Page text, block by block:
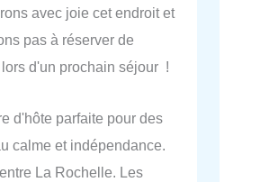
avec joie cet endroit et
pas à réserver de
d'un prochain séjour !
d'hôte parfaite pour des
calme et indépendance.
La Rochelle. Les